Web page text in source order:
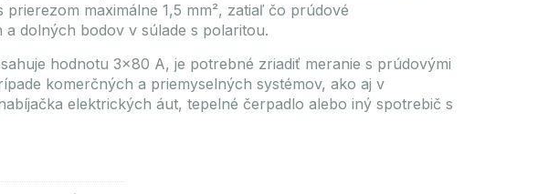
maximálne 1,5 mm², zatiaľ čo prúdové
dolných bodov v súlade s polaritou.
hodnotu 3×80 A, je potrebné zriadiť meranie s prúdovými
komerčných a priemyselných systémov, ako aj v
elektrických áut, tepelné čerpadlo alebo iný spotrebič s